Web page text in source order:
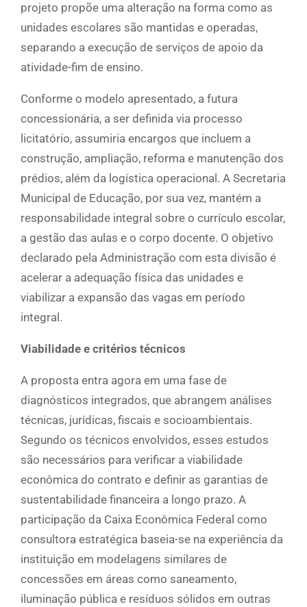
projeto propõe uma alteração na forma como as
unidades escolares são mantidas e operadas,
separando a execução de serviços de apoio da
atividade-fim de ensino.
Conforme o modelo apresentado, a futura
concessionária, a ser definida via processo
licitatório, assumiria encargos que incluem a
construção, ampliação, reforma e manutenção dos
prédios, além da logística operacional. A Secretaria
Municipal de Educação, por sua vez, mantém a
responsabilidade integral sobre o currículo escolar,
a gestão das aulas e o corpo docente. O objetivo
declarado pela Administração com esta divisão é
acelerar a adequação física das unidades e
viabilizar a expansão das vagas em período
integral.
Viabilidade e critérios técnicos
A proposta entra agora em uma fase de
diagnósticos integrados, que abrangem análises
técnicas, jurídicas, fiscais e socioambientais.
Segundo os técnicos envolvidos, esses estudos
são necessários para verificar a viabilidade
econômica do contrato e definir as garantias de
sustentabilidade financeira a longo prazo. A
participação da Caixa Econômica Federal como
consultora estratégica baseia-se na experiência da
instituição em modelagens similares de
concessões em áreas como saneamento,
iluminação pública e resíduos sólidos em outras